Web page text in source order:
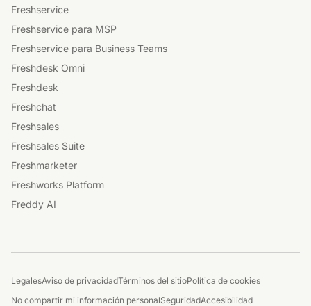
Freshservice
Freshservice para MSP
Freshservice para Business Teams
Freshdesk Omni
Freshdesk
Freshchat
Freshsales
Freshsales Suite
Freshmarketer
Freshworks Platform
Freddy AI
LegalesAviso de privacidadTérminos del sitioPolítica de cookies
No compartir mi información personalSeguridadAccesibilidad